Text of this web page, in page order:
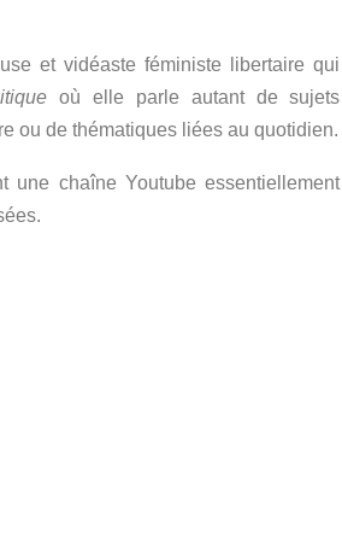
et vidéaste féministe libertaire qui
où elle parle autant de sujets
ou de thématiques liées au quotidien.
une chaîne Youtube essentiellement